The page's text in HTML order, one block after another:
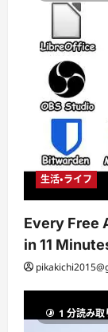
生活・ライフ
Every Free
in 11
1 分読み取